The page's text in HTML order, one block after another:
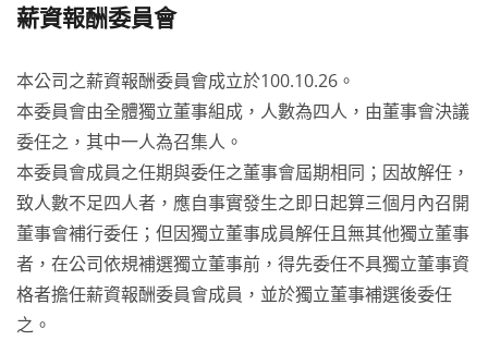
薪資報酬委員會
本公司之薪資報酬委員會成立於100.10.26。
本委員會由全體獨立董事組成，人數為四人，由董事會決議
委任之，其中一人為召集人。
本委員會成員之任期與委任之董事會屆期相同；因故解任，
致人數不足四人者，應自事實發生之即日起算三個月內召開
董事會補行委任；但因獨立董事成員解任且無其他獨立董事
者，在公司依規補選獨立董事前，得先委任不具獨立董事資
格者擔任薪資報酬委員會成員，並於獨立董事補選後委任
之。